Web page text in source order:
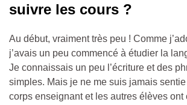
suivre les cours ?
Au début, vraiment très peu ! Comme
j’avais un peu commencé à étudier la
Je connaissais un peu l’écriture et des
simples. Mais je ne me suis jamais
corps enseignant et les autres élèves ont